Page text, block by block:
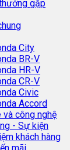
gặp
City
BR-V
HR-V
CR-V
Civic
Accord
và công nghệ
- Sự kiện
khách hàng